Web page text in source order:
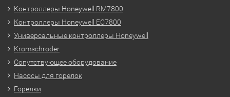
Контроллеры Honeywell RM7800
Контроллеры Honeywell EC7800
Универсальные контроллеры Honeywell
Kromschroder
Сопутствующее оборудование
Насосы для горелок
Горелки